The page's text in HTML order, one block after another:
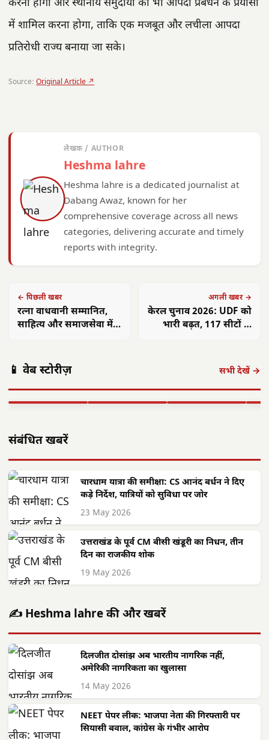
करना होगा और स्थानीय समुदायों को भी आपदा प्रबंधन के प्रयासों
में शामिल करना होगा, ताकि एक मजबूत और लचीला आपदा
प्रतिरोधी राज्य बनाया जा सके।
Source: Original Article ↗
लेखक / AUTHOR
Heshma lahre
Heshma lahre is a dedicated journalist at
Dabang Awaz, known for her
comprehensive coverage across all news
categories, delivering accurate and timely
reports with integrity.
← पिछली खबर
रत्ना वाधवानी सम्मानित,
साहित्य और समाजसेवा में
अगली खबर →
केरल चुनाव 2026: UDF को
भारी बढ़त, 117 सीटों के
📱 वेब स्टोरीज़ सभी देखें →
अगस्त को अलवर
की…
वेशभूषा में…
यादव का सम्मान:
रजत पदक…
संबंधित खबरें
चारधाम यात्रा की समीक्षा: CS आनंद बर्धन ने दिए
कड़े निर्देश, यात्रियों को सुविधा पर जोर
23 May 2026
उत्तराखंड के पूर्व CM बीसी खंडूरी का निधन, तीन
दिन का राजकीय शोक
19 May 2026
✍️ Heshma lahre की और खबरें
दिलजीत दोसांझ अब भारतीय नागरिक नहीं,
अमेरिकी नागरिकता का खुलासा
14 May 2026
NEET पेपर लीक: भाजपा नेता की गिरफ्तारी पर
सियासी बवाल, कांग्रेस के गंभीर आरोप